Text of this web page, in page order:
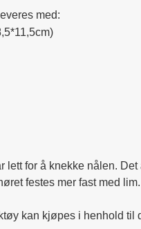
med:
lett for å knekke nålen.
festes mer fast med lim.
kan kjøpes i henhold til